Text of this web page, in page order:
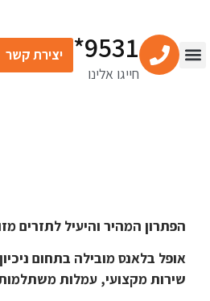
9531*
חייגו אלינו
יצירת קשר
הפתרון המהיר והיעיל לתזרים
אופל בלאנס מובילה בתחום
שירות מקצועי, עמלות משתלמות